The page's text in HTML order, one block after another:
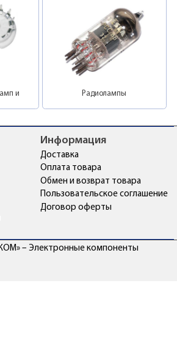
и
Радиолампы
Информация
Доставка
Оплата товара
Обмен и возврат товара
Пользовательское соглашение
Договор оферты
– Электронные компоненты